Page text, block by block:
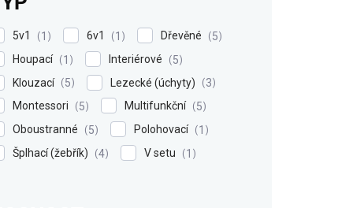
5v1 1 6v1 1 Dřevěné
5
Houpací
1 Interiérové
5
Klouzací
5 Lezecké (úchyty)
3
Montessori
5 Multifunkční
5
Oboustranné
5 Polohovací
1
Šplhací (žebřík)
4 V setu 1